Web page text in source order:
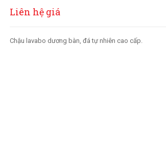
Liên hệ giá
Chậu lavabo dương bàn, đá tự nhiên cao cấp.